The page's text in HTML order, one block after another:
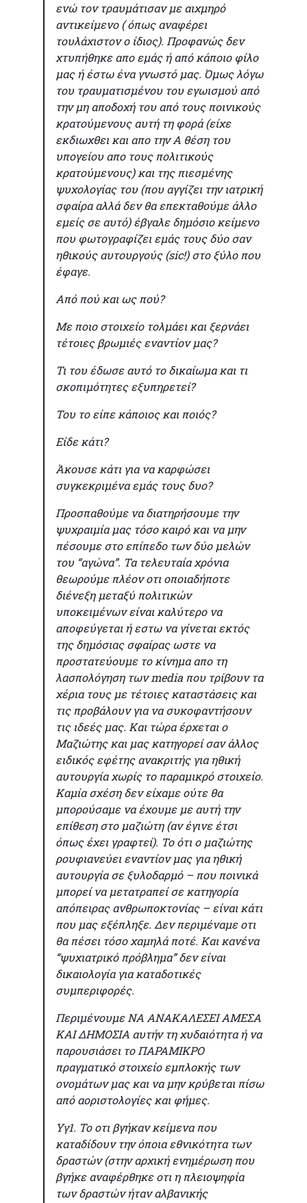
ενώ τον τραυμάτισαν με αιχμηρό
αντικείμενο ( όπως αναφέρει
τουλάχιστον ο ίδιος). Προφανώς δεν
χτυπήθηκε απο εμάς ή από κάποιο φίλο
μας ή έστω ένα γνωστό μας. Όμως λόγω
του τραυματισμένου του εγωισμού από
την μη αποδοχή του από τους ποινικούς
κρατούμενους αυτή τη φορά (είχε
εκδιωχθει και απο την Α θέση του
υπογείου απο τους πολιτικούς
κρατούμενους) και της πιεσμένης
ψυχολογίας του (που αγγίζει την ιατρική
σφαίρα αλλά δεν θα επεκταθούμε άλλο
εμείς σε αυτό) έβγαλε δημόσιο κείμενο
που φωτογραφίζει εμάς τους δύο σαν
ηθικούς αυτουργούς (sic!) στο ξύλο που
έφαγε.
Από πού και ως πού?
Με ποιο στοιχείο τολμάει και ξερνάει
τέτοιες βρωμιές εναντίον μας?
Τι του έδωσε αυτό το δικαίωμα και τι
σκοπιμότητες εξυπηρετεί?
Του το είπε κάποιος και ποιός?
Είδε κάτι?
Άκουσε κάτι για να καρφώσει
συγκεκριμένα εμάς τους δυο?
Προσπαθούμε να διατηρήσουμε την
ψυχραιμία μας τόσο καιρό και να μην
πέσουμε στο επίπεδο των δύο μελών
του “αγώνα”. Τα τελευταία χρόνια
θεωρούμε πλέον οτι οποιαδήποτε
διένεξη μεταξύ πολιτικών
υποκειμένων είναι καλύτερο να
αποφεύγεται ή εστω να γίνεται εκτός
της δημόσιας σφαίρας ωστε να
προστατεύουμε το κίνημα απο τη
λασπολόγηση των media που τρίβουν τα
χέρια τους με τέτοιες καταστάσεις και
τις προβάλουν για να συκοφαντήσουν
τις ιδεές μας. Και τώρα έρχεται ο
Μαζιώτης και μας κατηγορεί σαν άλλος
ειδικός εφέτης ανακριτής για ηθική
αυτουργία χωρίς το παραμικρό στοιχείο.
Καμία σχέση δεν είχαμε ούτε θα
μπορούσαμε να έχουμε με αυτή την
επίθεση στο μαζιώτη (αν έγινε έτσι
όπως έχει γραφτεί). Το ότι ο μαζιώτης
ρουφιανεύει εναντίον μας για ηθική
αυτουργία σε ξυλοδαρμό – που ποινικά
μπορεί να μετατραπεί σε κατηγορία
απόπειρας ανθρωποκτονίας – είναι κάτι
που μας εξέπληξε. Δεν περιμέναμε οτι
θα πέσει τόσο χαμηλά ποτέ. Και κανένα
“ψυχιατρικό πρόβλημα” δεν είναι
δικαιολογία για καταδοτικές
συμπεριφορές.
Περιμένουμε ΝΑ ΑΝΑΚΑΛΕΣΕΙ ΑΜΕΣΑ
ΚΑΙ ΔΗΜΟΣΙΑ αυτήν τη χυδαιότητα ή να
παρουσιάσει το ΠΑΡΑΜΙΚΡΟ
πραγματικό στοιχείο εμπλοκής των
ονομάτων μας και να μην κρύβεται πίσω
από αοριστολογίες και φήμες.
Υγ1. Το οτι βγήκαν κείμενα που
καταδίδουν την όποια εθνικότητα των
δραστών (στην αρχική ενημέρωση που
βγήκε αναφέρθηκε οτι η πλειοψηφία
των δραστών ήταν αλβανικής